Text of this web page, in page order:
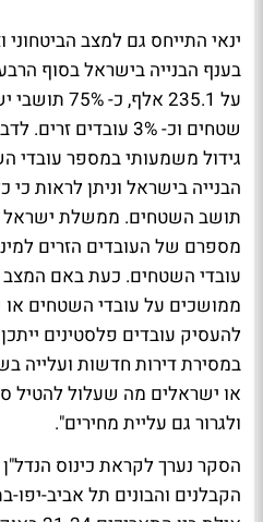
ינאי התייחס גם למצב
שטחים וכ- 3% עובדים
גידול משמעותי במספר עובדי
הבנייה בישראל וניתן לראות
תושב השטחים. ממשלת
מספרם של העובדים הזרים
עובדי השטחים. כעת באם המצב
ממושכים על עובדי השטחים
להעסיק עובדים פלסטינים
במסירת דירות חדשות ועלייה
או ישראלים מה שעלול להטיל
ולגרור גם עליית מחירים".
הקבלנים והבונים תל אביב-